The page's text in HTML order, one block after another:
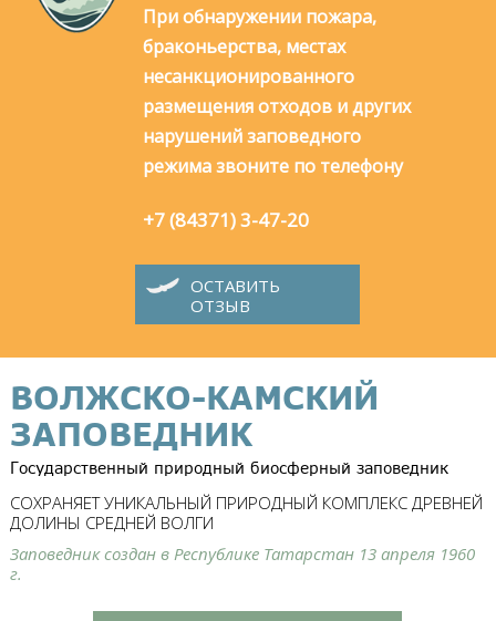
При обнаружении пожара,
браконьерства, местах
несанкционированного
размещения отходов и других
нарушений заповедного
режима звоните по телефону
+7 (84371) 3-47-20
ОСТАВИТЬ
ОТЗЫВ
ВОЛЖСКО-КАМСКИЙ
ЗАПОВЕДНИК
Государственный природный биосферный заповедник
СОХРАНЯЕТ УНИКАЛЬНЫЙ ПРИРОДНЫЙ КОМПЛЕКС ДРЕВНЕЙ
ДОЛИНЫ СРЕДНЕЙ ВОЛГИ
Заповедник создан в Республике Татарстан 13 апреля 1960
г.